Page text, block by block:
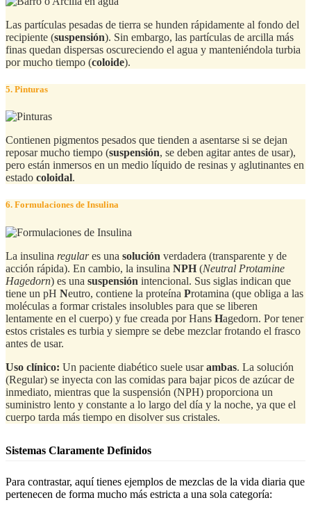
Las partículas pesadas de tierra se hunden rápidamente al fondo del
recipiente (suspensión). Sin embargo, las partículas de arcilla más
finas quedan dispersas oscureciendo el agua y manteniéndola turbia
por mucho tiempo (coloide).
5. Pinturas
Contienen pigmentos pesados que tienden a asentarse si se dejan
reposar mucho tiempo (suspensión, se deben agitar antes de usar),
pero están inmersos en un medio líquido de resinas y aglutinantes en
estado coloidal.
6. Formulaciones de Insulina
La insulina regulares una solución verdadera (transparente y de
acción rápida). En cambio, la insulina NPH (Neutral Protamine
Hagedorn) es una suspensión intencional. Sus siglas indican que
tiene un pH Neutro, contiene la proteína Protamina (que obliga a las
moléculas a formar cristales insolubles para que se liberen
lentamente en el cuerpo) y fue creada por Hans Hagedorn. Por tener
estos cristales es turbia y siempre se debe mezclar frotando el frasco
antes de usar.
Uso clínico: Un paciente diabético suele usarambas. La solución
(Regular) se inyecta con las comidas para bajar picos de azúcar de
inmediato, mientras que la suspensión (NPH) proporciona un
suministro lento y constante a lo largo del día y la noche, ya que el
cuerpo tarda más tiempo en disolver sus cristales.
Sistemas Claramente Definidos
Para contrastar, aquí tienes ejemplos de mezclas de la vida diaria que
pertenecen de forma mucho más estricta a una sola categoría: